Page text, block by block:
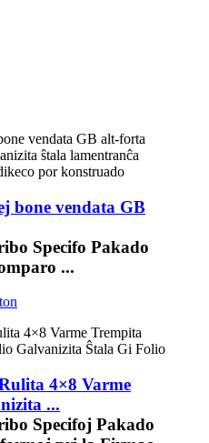
bone vendata GB
Specifo Pakado
...
4×8 Varme
...
Specifoj Pakado